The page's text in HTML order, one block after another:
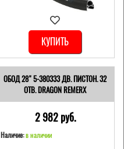
КУПИТЬ
ОБОД 28" 5-380333 ДВ. ПИСТОН. 32
ОТВ. DRAGON REMERX
2 982 pуб.
Наличие: в наличии